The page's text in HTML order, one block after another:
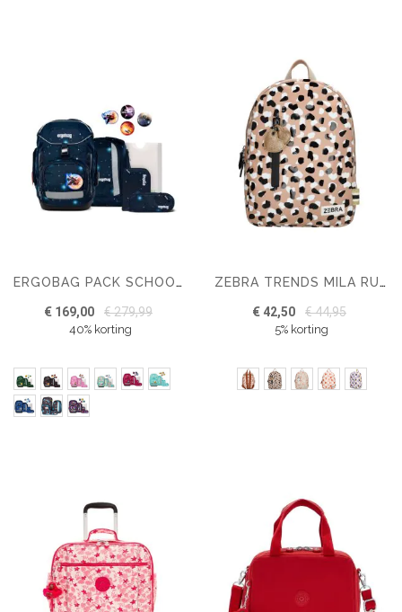
ERGOBAG PACK SCHOOLTASSEN-SET 6-DELIG
€ 169,00 € 279,99
40% korting
ZEBRA TRENDS MILA RUGZAK
€ 42,50 € 44,95
5% korting